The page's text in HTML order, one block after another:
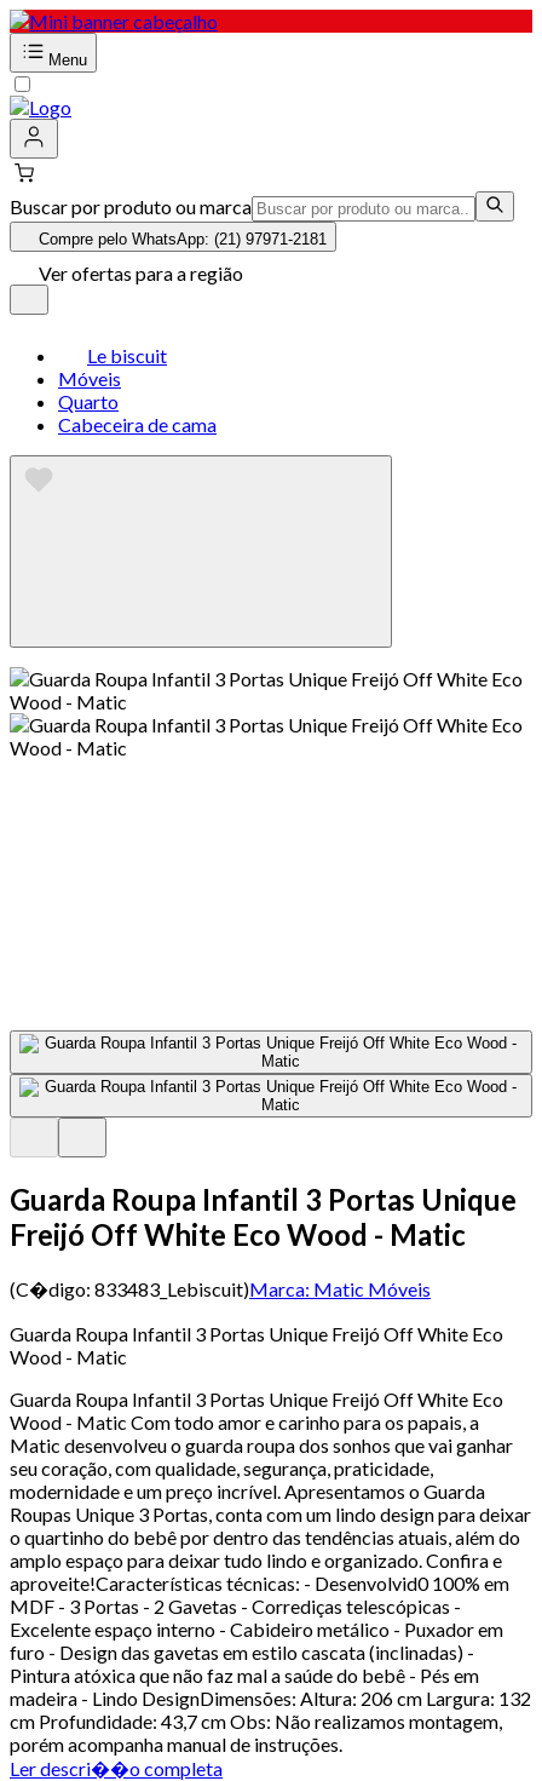
Menu
Buscar por produto ou marca
Compre pelo WhatsApp: (21) 97971-2181
Ver ofertas para a região
Le biscuit
Móveis
Quarto
Cabeceira de cama
Guarda Roupa Infantil 3 Portas Unique
Freijó Off White Eco Wood - Matic
(C�digo: 833483_Lebiscuit)Marca: Matic Móveis
Guarda Roupa Infantil 3 Portas Unique Freijó Off White Eco
Wood - Matic
Guarda Roupa Infantil 3 Portas Unique Freijó Off White Eco
Wood - Matic Com todo amor e carinho para os papais, a
Matic desenvolveu o guarda roupa dos sonhos que vai ganhar
seu coração, com qualidade, segurança, praticidade,
modernidade e um preço incrível. Apresentamos o Guarda
Roupas Unique 3 Portas, conta com um lindo design para deixar
o quartinho do bebê por dentro das tendências atuais, além do
amplo espaço para deixar tudo lindo e organizado. Confira e
aproveite!Características técnicas: - Desenvolvid0 100% em
MDF - 3 Portas - 2 Gavetas - Corrediças telescópicas -
Excelente espaço interno - Cabideiro metálico - Puxador em
furo - Design das gavetas em estilo cascata (inclinadas) -
Pintura atóxica que não faz mal a saúde do bebê - Pés em
madeira - Lindo DesignDimensões: Altura: 206 cm Largura: 132
cm Profundidade: 43,7 cm Obs: Não realizamos montagem,
porém acompanha manual de instruções.
Ler descri��o completa